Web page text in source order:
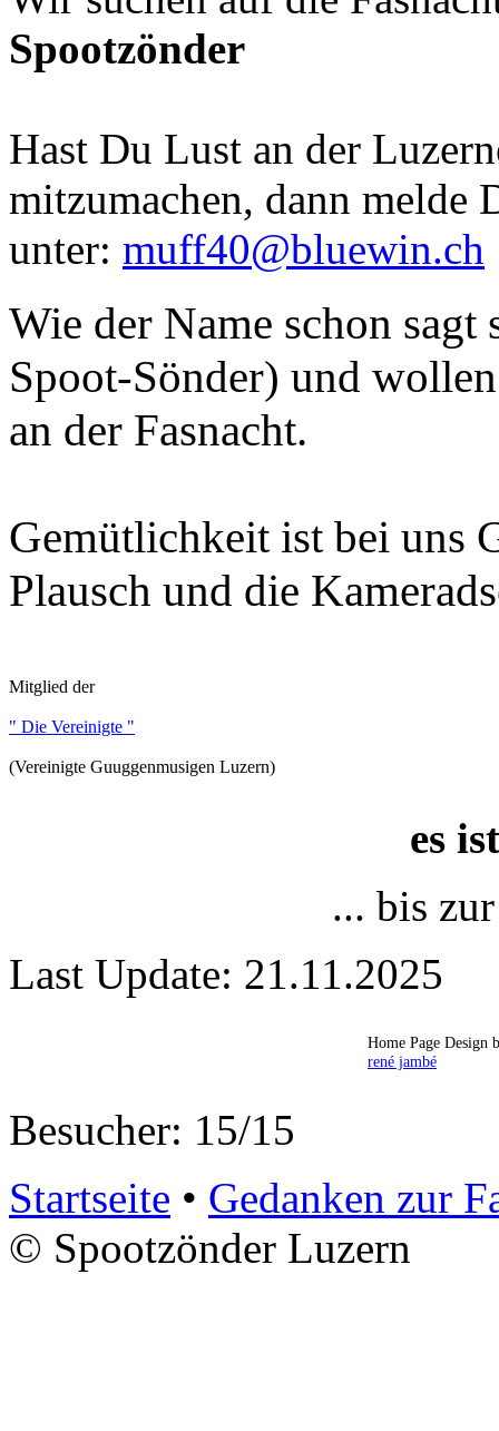
Spootzönder
Hast Du Lust an der
mitzumachen, dann melde
unter: muff40@bluewin.ch
Wie der Name schon
Spoot-Sönder) und
an der Fasnacht.
Gemütlichkeit ist bei uns
Plausch und die
Mitglied der
" Die Vereinigte "
(Vereinigte Guuggenmusigen Luzern)
es
... bis
Last Update: 21.11.2025
Home Page Design
rené jambé
Besucher: 15/15
Startseite • Gedanken zur
© Spootzönder Luzern